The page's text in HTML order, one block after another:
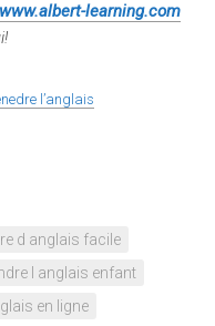
www.albert-learning.com
l’anglais
d anglais facile
l anglais enfant
en ligne